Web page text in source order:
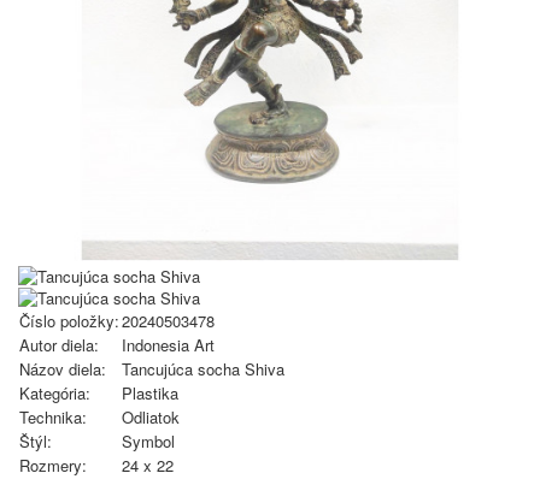
Číslo položky:20240503478
Autor diela:
Indonesia Art
Názov diela:
Tancujúca socha Shiva
Kategória:
Plastika
Technika:
Odliatok
Štýl:
Symbol
Rozmery:
24 x 22